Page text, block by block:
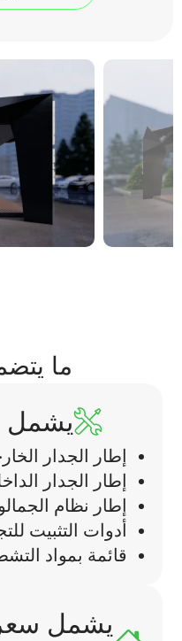
ما
يشمل
إطار الجدار
إطار الجدار
إطار نظام
أدوات التثبيت
قائمة بمواد
يشمل